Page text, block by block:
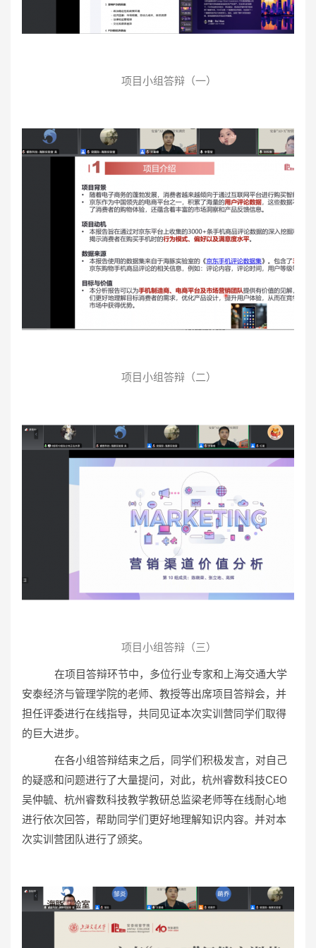
项目小组答辩（一）
项目小组答辩（二）
项目小组答辩（三）
在项目答辩环节中，多位行业专家和上海交通大学
安泰经济与管理学院的老师、教授等出席项目答辩会，并
担任评委进行在线指导，共同见证本次实训营同学们取得
的巨大进步。
在各小组答辩结束之后，同学们积极发言，对自己
的疑惑和问题进行了大量提问，对此，杭州睿数科技CEO
吴仲毓、杭州睿数科技教学教研总监梁老师等在线耐心地
进行依次回答，帮助同学们更好地理解知识内容。并对本
次实训营团队进行了颁奖。